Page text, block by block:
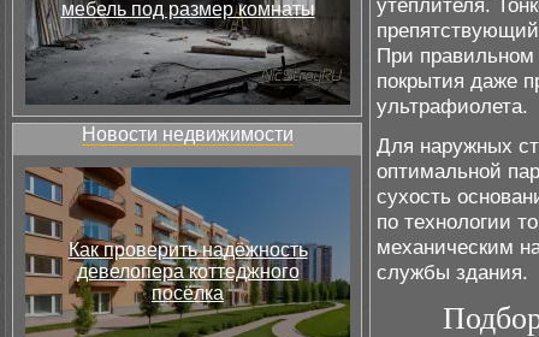
мебель под размер комнаты
Новости недвижимости
Как проверить надёжность
девелопера коттеджного
посёлка
утеплителя.
При правильном
покрытия даже
ультрафиолета.
Для наружных
оптимальной
сухость
по технологии
механическим
службы здания.